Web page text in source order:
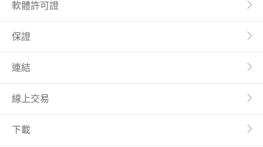
軟體許可證
保證
連結
線上交易
下載